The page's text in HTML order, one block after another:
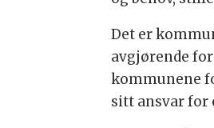
Det er
avgjørende
kommunene
sitt ansvar for